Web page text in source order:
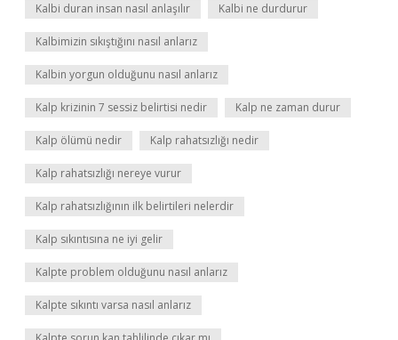
Kalbi duran insan nasıl anlaşılır Kalbi ne durdurur
Kalbimizin sıkıştığını nasıl anlarız
Kalbin yorgun olduğunu nasıl anlarız
Kalp krizinin 7 sessiz belirtisi nedir Kalp ne zaman durur
Kalp ölümü nedir Kalp rahatsızlığı nedir
Kalp rahatsızlığı nereye vurur
Kalp rahatsızlığının ilk belirtileri nelerdir
Kalp sıkıntısına ne iyi gelir
Kalpte problem olduğunu nasıl anlarız
Kalpte sıkıntı varsa nasıl anlarız